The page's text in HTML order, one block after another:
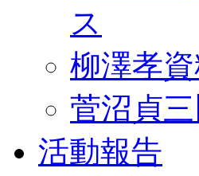
ス
柳澤孝
菅沼貞
活動報告